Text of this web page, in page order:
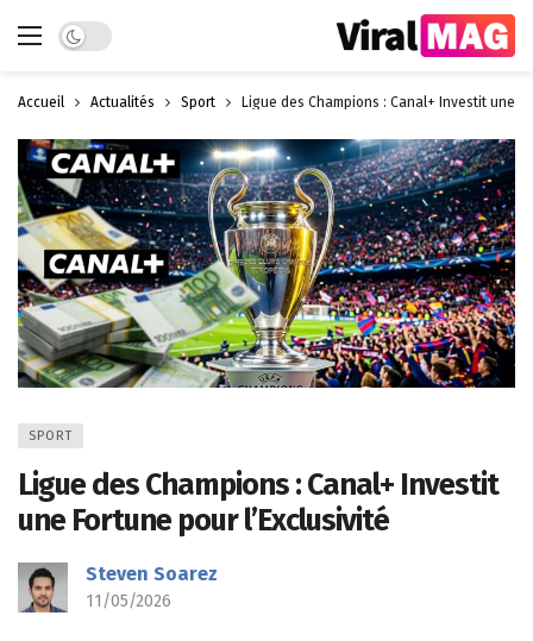
Dark mode
Accueil Actualités Sport Ligue des Champions : Canal+ Investit une
SPORT
Ligue des Champions : Canal+ Investit
une Fortune pour l’Exclusivité
Steven Soarez
11/05/2026